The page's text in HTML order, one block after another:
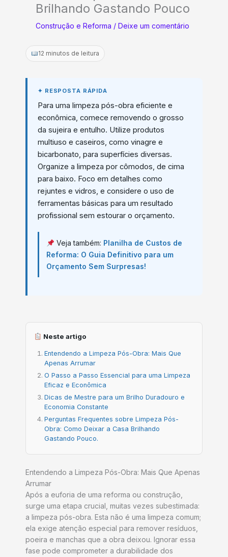
Brilhando Gastando Pouco
Construção e Reforma / Deixe um comentário
12 minutos de leitura
Para uma limpeza pós-obra eficiente e
econômica, comece removendo o grosso
da sujeira e entulho. Utilize produtos
multiuso e caseiros, como vinagre e
bicarbonato, para superfícies diversas.
Organize a limpeza por cômodos, de cima
para baixo. Foco em detalhes como
rejuntes e vidros, e considere o uso de
ferramentas básicas para um resultado
profissional sem estourar o orçamento.
Veja também: Planilha de Custos de
Reforma: O Guia Definitivo para um
Orçamento Sem Surpresas!
Neste artigo
Entendendo a Limpeza Pós-Obra: Mais Que
Apenas Arrumar
O Passo a Passo Essencial para uma Limpeza
Eficaz e Econômica
Dicas de Mestre para um Brilho Duradouro e
Economia Constante
Perguntas Frequentes sobre Limpeza Pós-
Obra: Como Deixar a Casa Brilhando
Gastando Pouco.
Entendendo a Limpeza Pós-Obra: Mais Que Apenas
Arrumar
Após a euforia de uma reforma ou construção,
surge uma etapa crucial, muitas vezes subestimada:
a limpeza pós-obra. Esta não é uma limpeza comum;
ela exige atenção especial para remover resíduos,
poeira e manchas que a obra deixou. Ignorar essa
fase pode comprometer a durabilidade dos